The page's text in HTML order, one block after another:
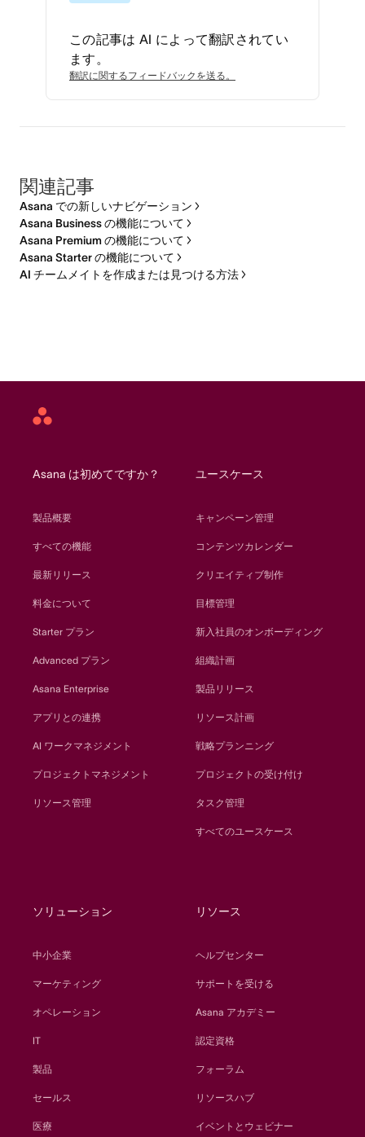
この記事は AI によって翻訳されてい
ます。
翻訳に関するフィードバックを送る。
関連記事
Asana での新しいナビゲーション
Asana Business の機能について
Asana Premium の機能について
Asana Starter の機能について
AI チームメイトを作成または見つける方法
Asana
Asana は初めてですか？
製品概要
すべての機能
最新リリース
料金について
Starter プラン
Advanced プラン
Asana Enterprise
アプリとの連携
AI ワークマネジメント
プロジェクトマネジメント
リソース管理
ユースケース
キャンペーン管理
コンテンツカレンダー
クリエイティブ制作
目標管理
新入社員のオンボーディング
組織計画
製品リリース
リソース計画
戦略プランニング
プロジェクトの受け付け
タスク管理
すべてのユースケース
ソリューション
中小企業
マーケティング
オペレーション
IT
製品
セールス
医療
リソース
ヘルプセンター
サポートを受ける
Asana アカデミー
認定資格
フォーラム
リソースハブ
イベントとウェビナー